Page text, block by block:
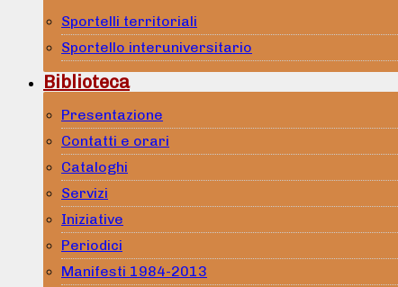
Sportelli territoriali
Sportello interuniversitario
Biblioteca
Presentazione
Contatti e orari
Cataloghi
Servizi
Iniziative
Periodici
Manifesti 1984-2013